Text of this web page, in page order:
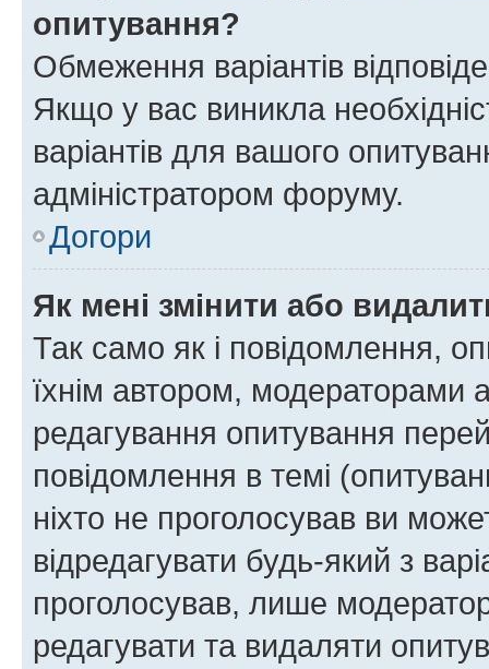
опитування?
Обмеження варіантів
Якщо у вас виникла
варіантів для вашого
адміністратором форуму.
Догори
Як мені змінити або
Так само як і повідомлення,
їхнім автором, модераторами
редагування опитування
повідомлення в темі
ніхто не проголосував ви
відредагувати будь-який з
проголосував, лише
редагувати та видаляти